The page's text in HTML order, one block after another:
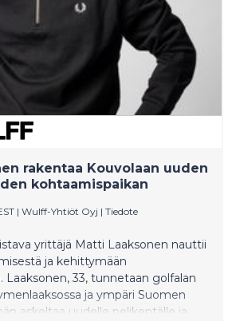
rakentaa Kouvolaan uuden
kohtaamispaikan
| Wulff-Yhtiöt Oyj | Tiedote
yrittäjä Matti Laaksonen nauttii
ja kehittymään
Laaksonen, 33, tunnetaan golfalan
ja ympäri Suomen
askeltaa uudelle pelikentälle ja